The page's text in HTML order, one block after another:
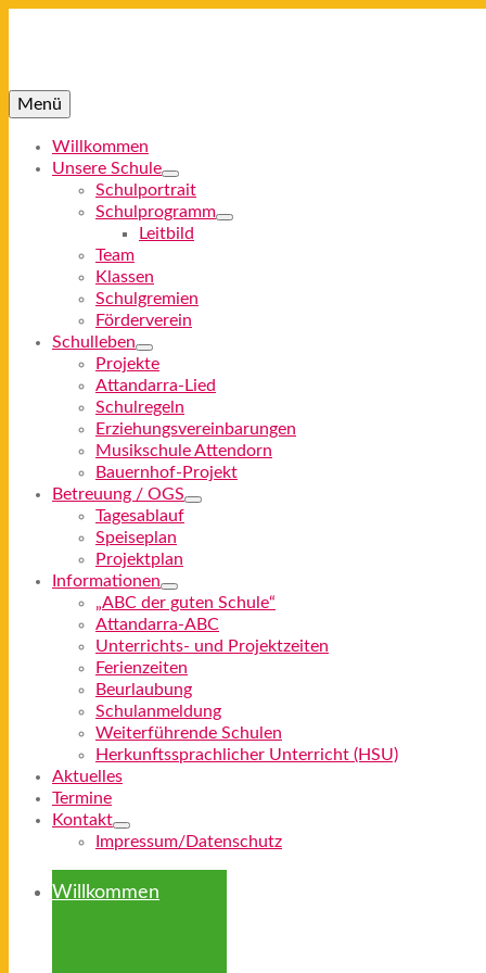
Menü
Willkommen
Unsere Schule
Schulportrait
Schulprogramm
Leitbild
Team
Klassen
Schulgremien
Förderverein
Schulleben
Projekte
Attandarra-Lied
Schulregeln
Erziehungsvereinbarungen
Musikschule Attendorn
Bauernhof-Projekt
Betreuung / OGS
Tagesablauf
Speiseplan
Projektplan
Informationen
„ABC der guten Schule“
Attandarra-ABC
Unterrichts- und Projektzeiten
Ferienzeiten
Beurlaubung
Schulanmeldung
Weiterführende Schulen
Herkunftssprachlicher Unterricht (HSU)
Aktuelles
Termine
Kontakt
Impressum/Datenschutz
Willkommen